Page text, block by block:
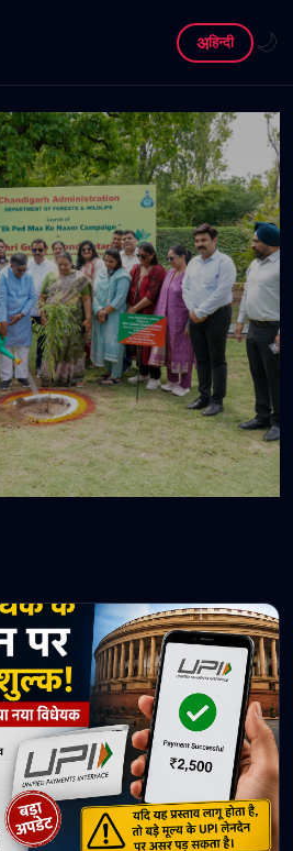
अहिन्दी 🌙
दिवस पर पंजाब
किया वृक्षारोपण;
नाम” अभियान
भविष्य के
दोहराई*
read